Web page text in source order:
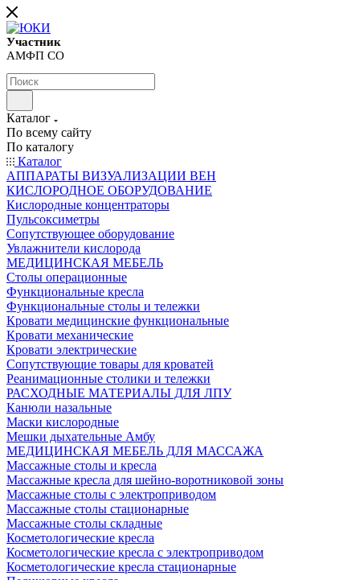
Участник
АМФП СО
Каталог
По всему сайту
По каталогу
Каталог
АППАРАТЫ ВИЗУАЛИЗАЦИИ ВЕН
КИСЛОРОДНОЕ ОБОРУДОВАНИЕ
Кислородные концентраторы
Пульсоксиметры
Сопутствующее оборудование
Увлажнители кислорода
МЕДИЦИНСКАЯ МЕБЕЛЬ
Столы операционные
Функциональные кресла
Функциональные столы и тележки
Кровати медицинские функциональные
Кровати механические
Кровати электрические
Сопутствующие товары для кроватей
Реанимационные столики и тележки
РАСХОДНЫЕ МАТЕРИАЛЫ ДЛЯ ЛПУ
Канюли назальные
Маски кислородные
Мешки дыхательные Амбу
МЕДИЦИНСКАЯ МЕБЕЛЬ ДЛЯ МАССАЖА
Массажные столы и кресла
Массажные кресла для шейно-воротниковой зоны
Массажные столы с электроприводом
Массажные столы стационарные
Массажные столы складные
Косметологические кресла
Косметологические кресла с электроприводом
Косметологические кресла стационарные